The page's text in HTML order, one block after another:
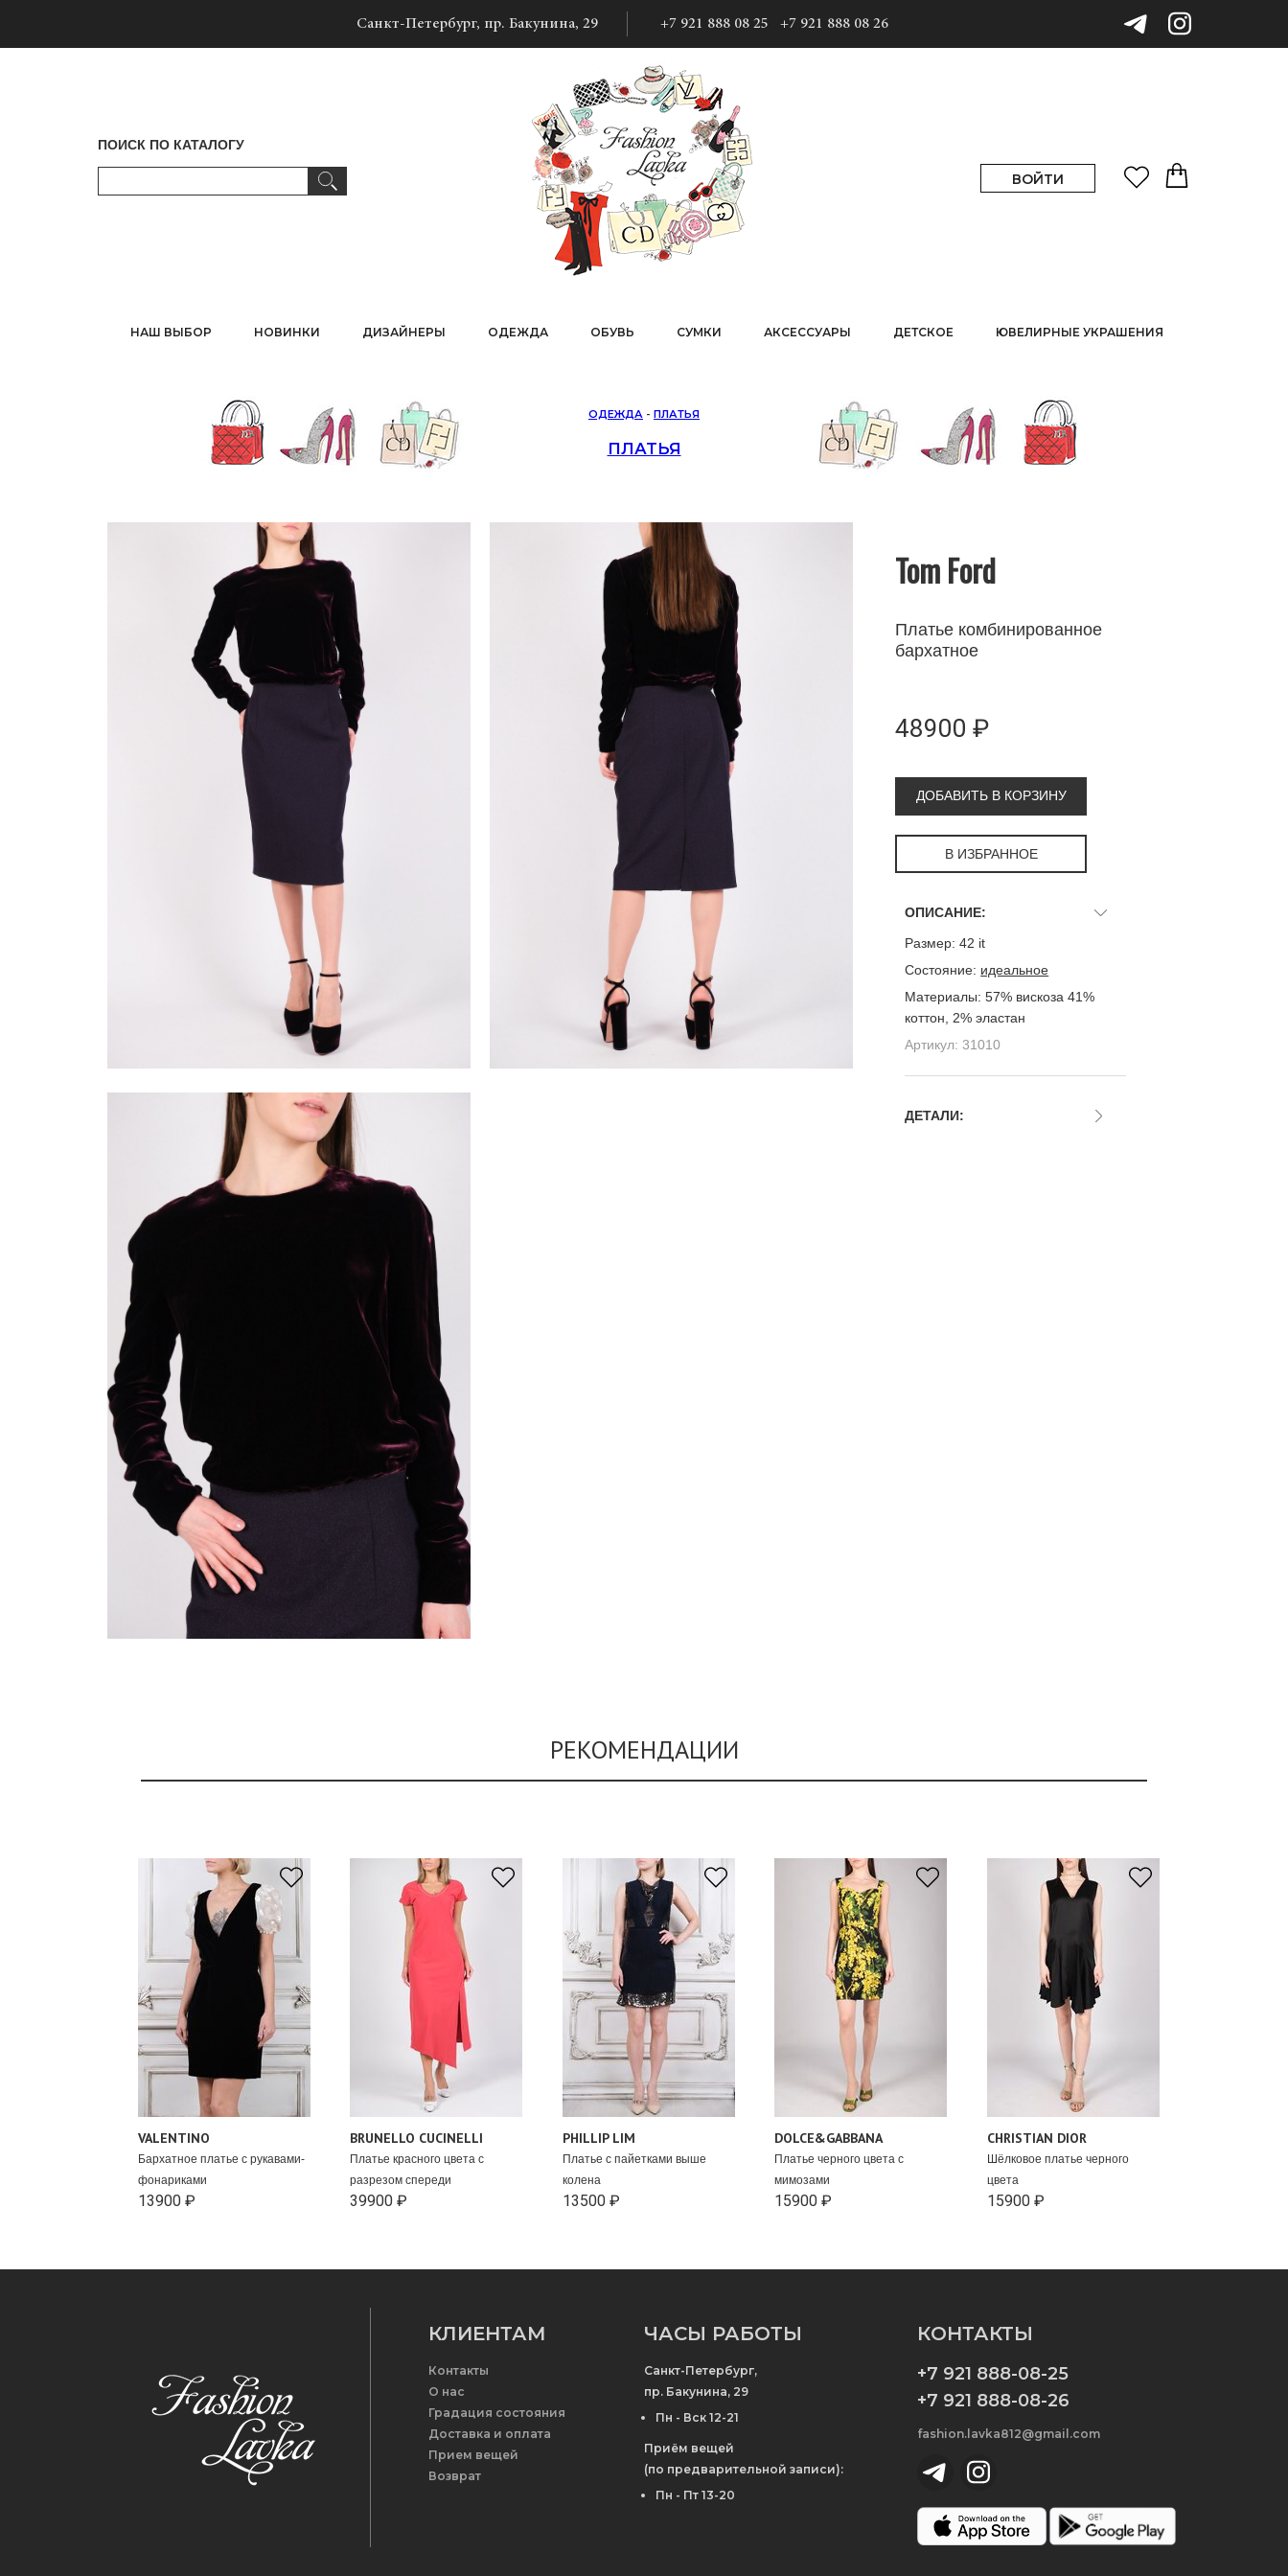
Санкт-Петербург, пр. Бакунина, 29 +7 921 888 08 25 +7 921 888 08 26
ПОИСК ПО КАТАЛОГУ
ВОЙТИ
НАШ ВЫБОР НОВИНКИ ДИЗАЙНЕРЫ ОДЕЖДА ОБУВЬ СУМКИ АКСЕССУАРЫ ДЕТСКОЕ ЮВЕЛИРНЫЕ УКРАШЕНИЯ
ОДЕЖДА - ПЛАТЬЯ
ПЛАТЬЯ
Tom Ford
Платье комбинированное
бархатное
48900 ₽
ДОБАВИТЬ В КОРЗИНУ
В ИЗБРАННОЕ
ОПИСАНИЕ:
Размер: 42 it
Состояние: идеальное
Материалы: 57% вискоза 41%
коттон, 2% эластан
Артикул: 31010
ДЕТАЛИ:
РЕКОМЕНДАЦИИ
VALENTINO
Бархатное платье с рукавами-
фонариками
13900 ₽
BRUNELLO CUCINELLI
Платье красного цвета с
разрезом спереди
39900 ₽
PHILLIP LIM
Платье с пайетками выше
колена
13500 ₽
DOLCE&GABBANA
Платье черного цвета с
мимозами
15900 ₽
CHRISTIAN DIOR
Шёлковое платье черного
цвета
15900 ₽
КЛИЕНТАМ
Контакты
О нас
Градация состояния
Доставка и оплата
Прием вещей
Возврат
ЧАСЫ РАБОТЫ
Санкт-Петербург,
пр. Бакунина, 29
Пн - Вск 12-21
Приём вещей
(по предварительной записи):
Пн - Пт 13-20
КОНТАКТЫ
+7 921 888-08-25
+7 921 888-08-26
fashion.lavka812@gmail.com